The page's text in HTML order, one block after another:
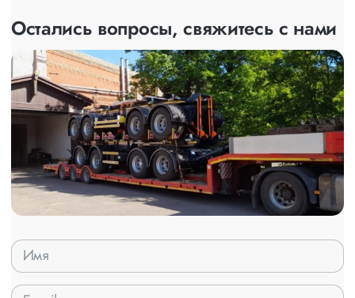
Остались вопросы, свяжитесь с нами